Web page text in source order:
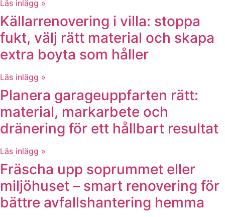
Läs inlägg »
Källarrenovering i villa: stoppa
fukt, välj rätt material och skapa
extra boyta som håller
Läs inlägg »
Planera garageuppfarten rätt:
material, markarbete och
dränering för ett hållbart resultat
Läs inlägg »
Fräscha upp soprummet eller
miljöhuset – smart renovering för
bättre avfallshantering hemma